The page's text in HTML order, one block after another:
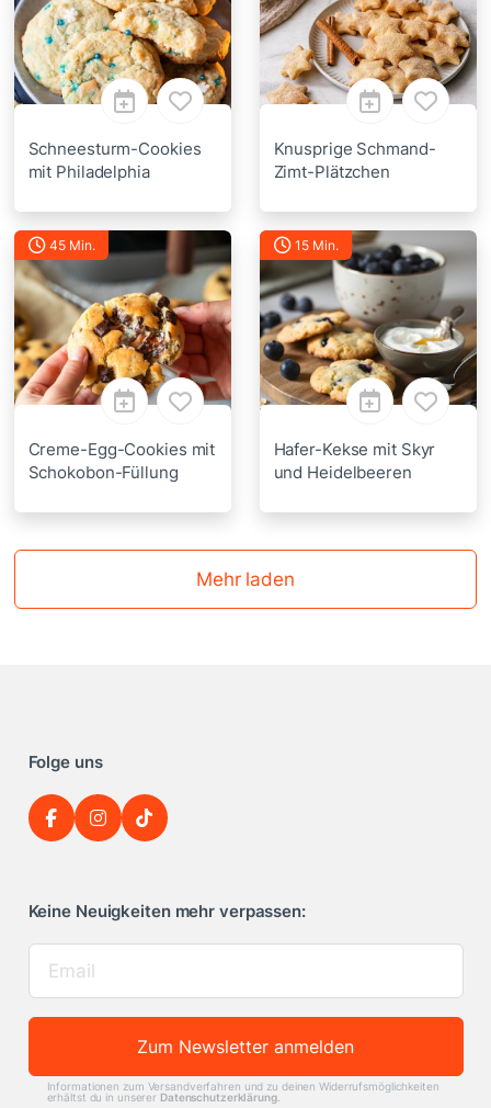
Schneesturm-Cookies
mit Philadelphia
Knusprige Schmand-
Zimt-Plätzchen
45 Min.
Creme-Egg-Cookies mit
Schokobon-Füllung
15 Min.
Hafer-Kekse mit Skyr
und Heidelbeeren
Mehr laden
Folge uns
Keine Neuigkeiten mehr verpassen:
Zum Newsletter anmelden
Informationen zum Versandverfahren und zu deinen Widerrufsmöglichkeiten
erhältst du in unserer Datenschutzerklärung.